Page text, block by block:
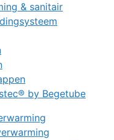
& sanitair
by Begetube